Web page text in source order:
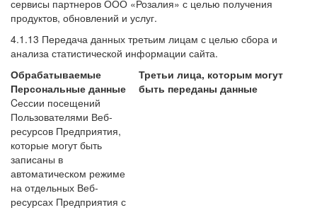
сервисы партнеров ООО «Розалия» с целью получения
продуктов, обновлений и услуг.
4.1.13 Передача данных третьим лицам с целью сбора и
анализа статистической информации сайта.
Обрабатываемые
Персональные данные
Третьи лица, которым могут
быть переданы данные
Cессии посещений
Пользователями Веб-
ресурсов Предприятия,
которые могут быть
записаны в
автоматическом режиме
на отдельных Веб-
ресурсах Предприятия с